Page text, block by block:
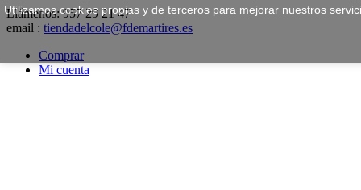
Utilizamos cookies propias y de terceros para mejorar nuestros
Llámenos:957 29 21 47
email : tiendadelcole@fdemartires.es
Comprar
Mi cuenta